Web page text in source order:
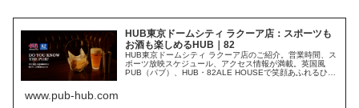
HUB東京ドームシティ ラクーア店：スポーツも
お酒も楽しめるHUB｜82
HUB東京ドームシティ ラクーア店のご紹介。営業時間、ス
ポーツ放映スケジュール、アクセス情報が満載。英国風
PUB（パブ）、HUB・82ALE HOUSEで笑顔あふれるひと
www.pub-hub.com